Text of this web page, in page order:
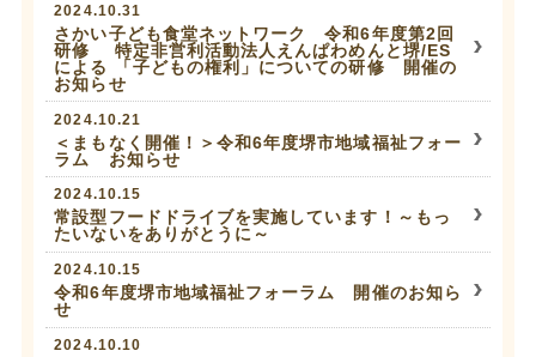
2024.10.31
さかい子ども食堂ネットワーク 令和6年度第2回
研修 特定非営利活動法人えんぱわめんと堺/ES
による 「子どもの権利」についての研修 開催の
お知らせ
2024.10.21
＜まもなく開催！＞令和6年度堺市地域福祉フォー
ラム お知らせ
2024.10.15
常設型フードドライブを実施しています！～もっ
たいないをありがとうに～
2024.10.15
令和6年度堺市地域福祉フォーラム 開催のお知ら
せ
2024.10.10